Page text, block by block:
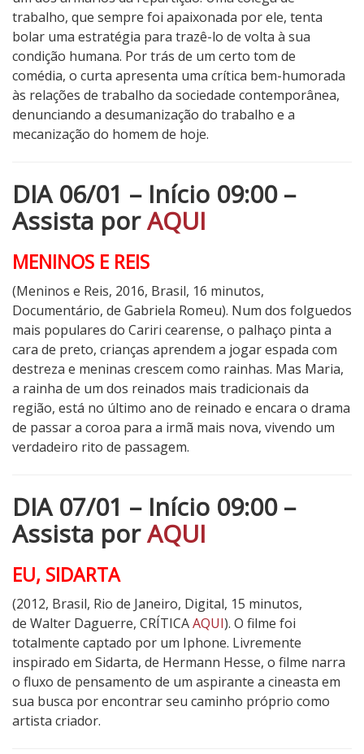
trabalho, que sempre foi apaixonada por ele, tenta
bolar uma estratégia para trazê-lo de volta à sua
condição humana. Por trás de um certo tom de
comédia, o curta apresenta uma crítica bem-humorada
às relações de trabalho da sociedade contemporânea,
denunciando a desumanização do trabalho e a
mecanização do homem de hoje.
DIA 06/01 – Início 09:00 –
Assista porAQUI
MENINOS E REIS
(Meninos e Reis, 2016, Brasil, 16 minutos,
Documentário, de Gabriela Romeu). Num dos folguedos
mais populares do Cariri cearense, o palhaço pinta a
cara de preto, crianças aprendem a jogar espada com
destreza e meninas crescem como rainhas. Mas Maria,
a rainha de um dos reinados mais tradicionais da
região, está no último ano de reinado e encara o drama
de passar a coroa para a irmã mais nova, vivendo um
verdadeiro rito de passagem.
DIA 07/01 – Início 09:00 –
Assista porAQUI
EU, SIDARTA
(2012, Brasil, Rio de Janeiro, Digital, 15 minutos,
de Walter Daguerre, CRÍTICAAQUI). O filme foi
totalmente captado por um Iphone. Livremente
inspirado em Sidarta, de Hermann Hesse, o filme narra
o fluxo de pensamento de um aspirante a cineasta em
sua busca por encontrar seu caminho próprio como
artista criador.